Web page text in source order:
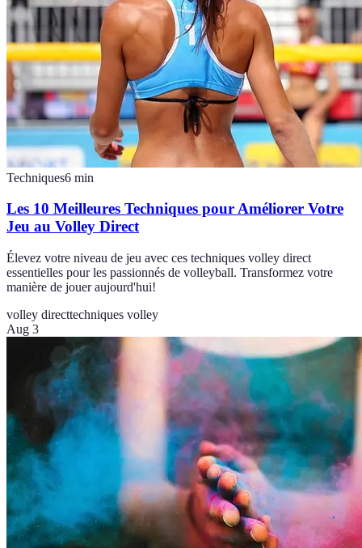
Techniques6 min
Les 10 Meilleures Techniques pour Améliorer Votre
Jeu au Volley Direct
Élevez votre niveau de jeu avec ces techniques volley direct
essentielles pour les passionnés de volleyball. Transformez votre
manière de jouer aujourd'hui!
volley directtechniques volley
Aug 3